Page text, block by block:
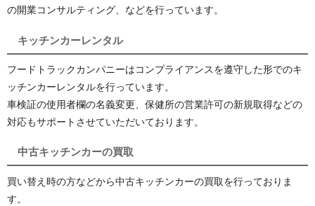
の開業コンサルティング、などを行っています。
キッチンカーレンタル
フードトラックカンパニーはコンプライアンスを遵守した形でのキ
ッチンカーレンタルを行っています。
車検証の使用者欄の名義変更、保健所の営業許可の新規取得などの
対応もサポートさせていただいております。
中古キッチンカーの買取
買い替え時の方などから中古キッチンカーの買取を行っておりま
す。